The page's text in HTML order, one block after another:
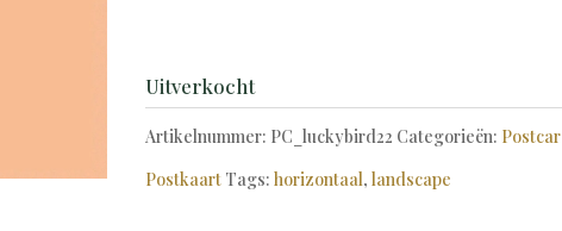
Uitverkocht
Artikelnummer: PC_luckybird22 Categorieën:
Postkaart Tags:horizontaal,landscape